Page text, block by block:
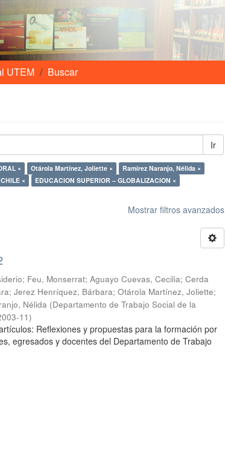
UTEM Buscar
Ir
× Otárola Martínez, Joliette ×
Ramírez Naranjo, Nélida ×
×
EDUCACION SUPERIOR – GLOBALIZACION ×
Mostrar filtros avanzados
; Feu, Monserrat;Aguayo Cuevas, Cecilia;Cerda
;Jerez Henríquez, Bárbara;Otárola Martínez, Joliette;
Nélida (Departamento de Trabajo Social de la
11)
Reflexiones y propuestas para la formación por
egresados y docentes del Departamento de Trabajo